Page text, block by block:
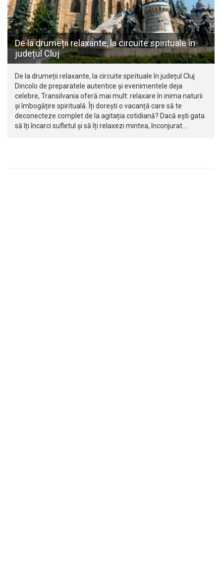
De la drumeții relaxante, la circuite spirituale în
județul Cluj
De la drumeții relaxante, la circuite spirituale în județul Cluj
Dincolo de preparatele autentice și evenimentele deja
celebre, Transilvania oferă mai mult: relaxare în inima naturii
și îmbogățire spirituală. Îți dorești o vacanță care să te
deconecteze complet de la agitația cotidiană? Dacă ești gata
să îți încarci sufletul și să îți relaxezi mintea, înconjurat…